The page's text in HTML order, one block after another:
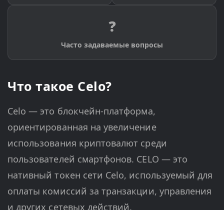
❓
Часто задаваемые вопросы
Что такое Celo?
Celo — это блокчейн-платформа,
ориентированная на увеличение
использования криптовалют среди
пользователей смартфонов. CELO — это
нативный токен сети Celo, используемый для
оплаты комиссий за транзакции, управления
и других сетевых действий.